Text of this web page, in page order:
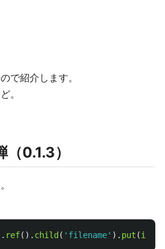
で紹介します。
。
0.1.3）
ref(). child ( ' filename' ). put (